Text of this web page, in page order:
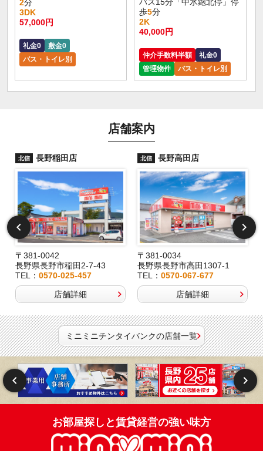
2分
3DK
57,000円
礼金0
敷金0
バス・トイレ別
歩5分
2K
40,000円
仲介手数料半額
礼金0
管理物件
バス・トイレ別
店舗案内
北信 長野稲田店
〒381-0042
長野県長野市稲田2-7-43
TEL：0570-025-457
店舗詳細
北信 長野高田店
〒381-0034
長野県長野市高田1307-1
TEL： 0570-067-677
店舗詳細
ミニミニチンタイバンクの店舗一覧
お部屋探しと賃貸経営の強い味方